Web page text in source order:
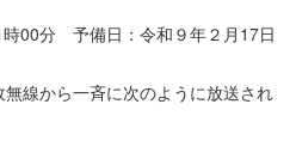
00分 予備日：令和９年２月17日
線から一斉に次のように放送され